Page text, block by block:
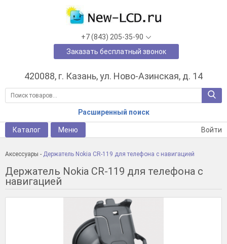
420088, г. Казань, ул. Ново-Азинская, д. 14
Расширенный поиск
+7 (843) 205-35-90
Заказать бесплатный звонок
Каталог Меню Войти
Аксессуары - Держатель Nokia CR-119 для телефона с навигацией
Держатель Nokia CR-119 для телефона с
навигацией